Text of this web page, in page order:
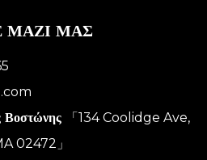
ΜΑΖΙ ΜΑΣ
Βοστώνης
「134 Coolidge Ave,
02472」